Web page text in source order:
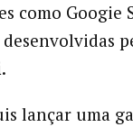
como
desenvolvidas
.
lançar uma